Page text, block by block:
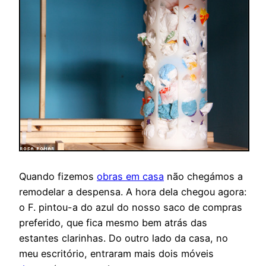
Quando fizemos obras em casa não chegámos a
remodelar a despensa. A hora dela chegou agora:
o F. pintou-a do azul do nosso saco de compras
preferido, que fica mesmo bem atrás das
estantes clarinhas. Do outro lado da casa, no
meu escritório, entraram mais dois móveis